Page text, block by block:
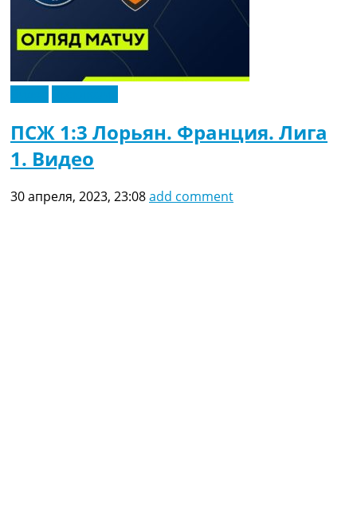
ПСЖ 1:3 Лорьян. Франция. Лига
1. Видео
30 апреля, 2023, 23:08add comment